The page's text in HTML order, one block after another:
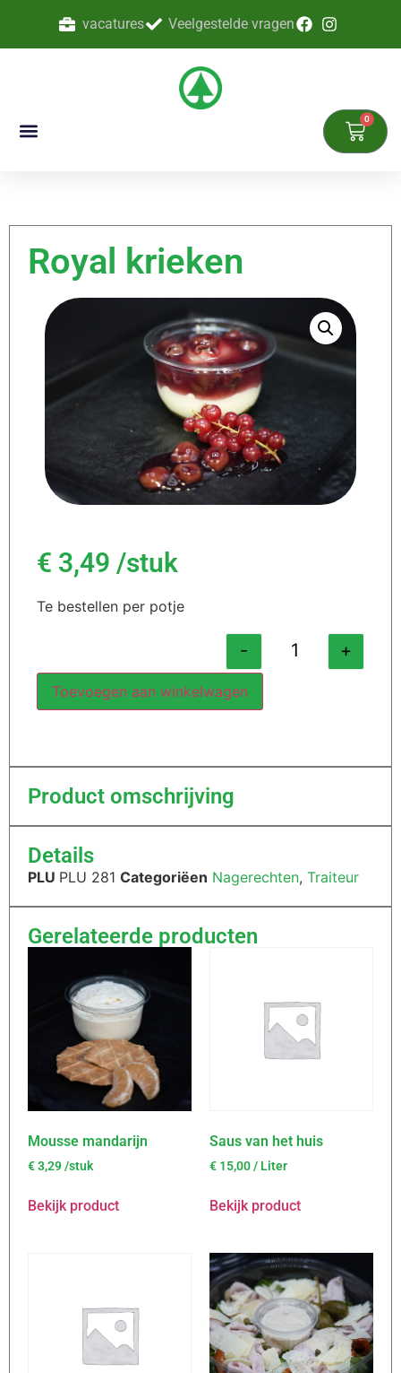
vacatures Veelgestelde vragen
0
Royal krieken
€ 3,49 /stuk
Te bestellen per potje
- +
Toevoegen aan winkelwagen
Product omschrijving
Details
PLU PLU 281 Categoriëen Nagerechten, Traiteur
Gerelateerde producten
Mousse mandarijn
€3,29/stuk
Bekijk product
Saus van het huis
€ 15,00/ Liter
Bekijk product